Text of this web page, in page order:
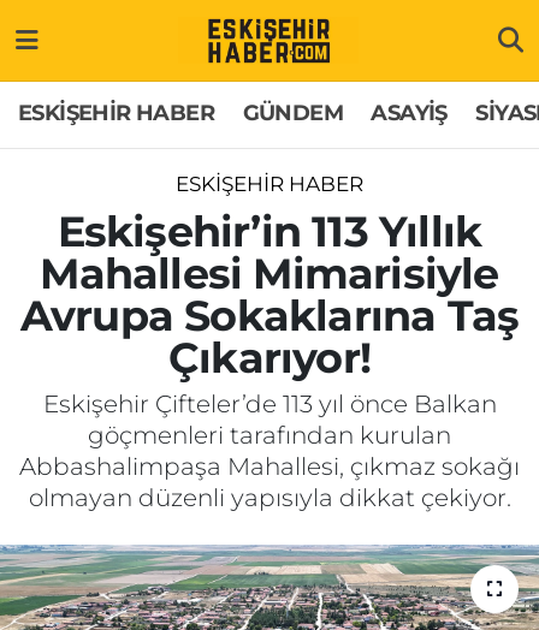
ESKİŞEHİR HABER GÜNDEM ASAYİŞ
ESKİŞEHİR HABER
Eskişehir’in 113 Yıllık
Mahallesi Mimarisiyle
Avrupa Sokaklarına Taş
Çıkarıyor!
Eskişehir Çifteler’de 113 yıl önce Balkan
göçmenleri tarafından kurulan
Abbashalimpaşa Mahallesi, çıkmaz sokağı
olmayan düzenli yapısıyla dikkat çekiyor.
GÜNDEM
ASAYİŞ
SİYASET
EKONOMİ
SAĞLIK
EĞİTİM
MAGAZİN
Hakkımızda
İletişim
Künye
Odunpazarı Trafik Yoğunluk Haritası
Süper Lig Puan Durumu ve Fikstür
Tüm Manşetler
Son Dakika Haberleri
Haber Arşivi